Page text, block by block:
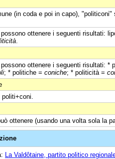
(in coda e poi in capo),
ottenere i seguenti risultati:
ottenere i seguenti risultati: *
; * politiche = coniche; * politicità =
ottenere (usando una volta sola la
La Valdôtaine, partito politico